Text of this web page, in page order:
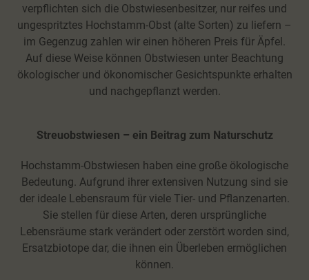
verpflichten sich die Obstwiesenbesitzer, nur reifes und
ungespritztes Hochstamm-Obst (alte Sorten) zu liefern –
im Gegenzug zahlen wir einen höheren Preis für Äpfel.
Auf diese Weise können Obstwiesen unter Beachtung
ökologischer und ökonomischer Gesichtspunkte erhalten
und nachgepflanzt werden.
Streuobstwiesen – ein Beitrag zum Naturschutz
Hochstamm-Obstwiesen haben eine große ökologische
Bedeutung. Aufgrund ihrer extensiven Nutzung sind sie
der ideale Lebensraum für viele Tier- und Pflanzenarten.
Sie stellen für diese Arten, deren ursprüngliche
Lebensräume stark verändert oder zerstört worden sind,
Ersatzbiotope dar, die ihnen ein Überleben ermöglichen
können.